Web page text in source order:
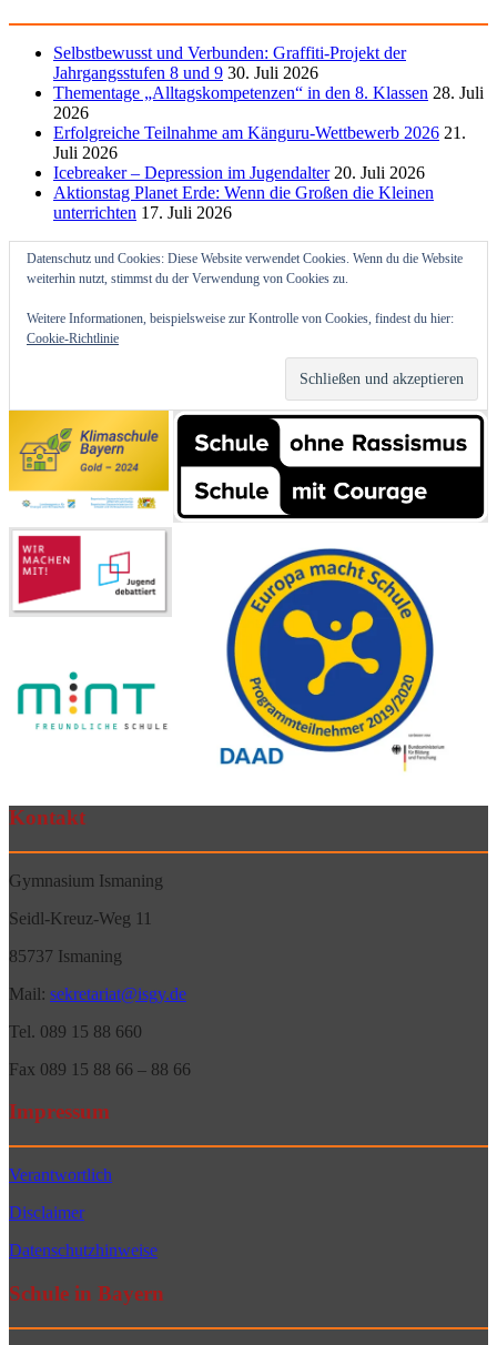
Selbstbewusst und Verbunden: Graffiti-Projekt der
Jahrgangsstufen 8 und 9 30. Juli 2026
Thementage „Alltagskompetenzen“ in den 8. Klassen 28. Juli
2026
Erfolgreiche Teilnahme am Känguru-Wettbewerb 2026 21.
Juli 2026
Icebreaker – Depression im Jugendalter 20. Juli 2026
Aktionstag Planet Erde: Wenn die Großen die Kleinen
unterrichten 17. Juli 2026
Datenschutz und Cookies: Diese Website verwendet Cookies. Wenn du die Website
weiterhin nutzt, stimmst du der Verwendung von Cookies zu.
Weitere Informationen, beispielsweise zur Kontrolle von Cookies, findest du hier:
Cookie-Richtlinie
Kontakt
Gymnasium Ismaning
Seidl-Kreuz-Weg 11
85737 Ismaning
Mail: sekretariat@isgy.de
Tel. 089 15 88 660
Fax 089 15 88 66 – 88 66
Impressum
Verantwortlich
Disclaimer
Datenschutzhinweise
Schule in Bayern